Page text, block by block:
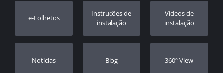
Revendedores
e-Folhetos
Instruções de
instalação
Vídeos de
instalação
Notícias Blog 360º View